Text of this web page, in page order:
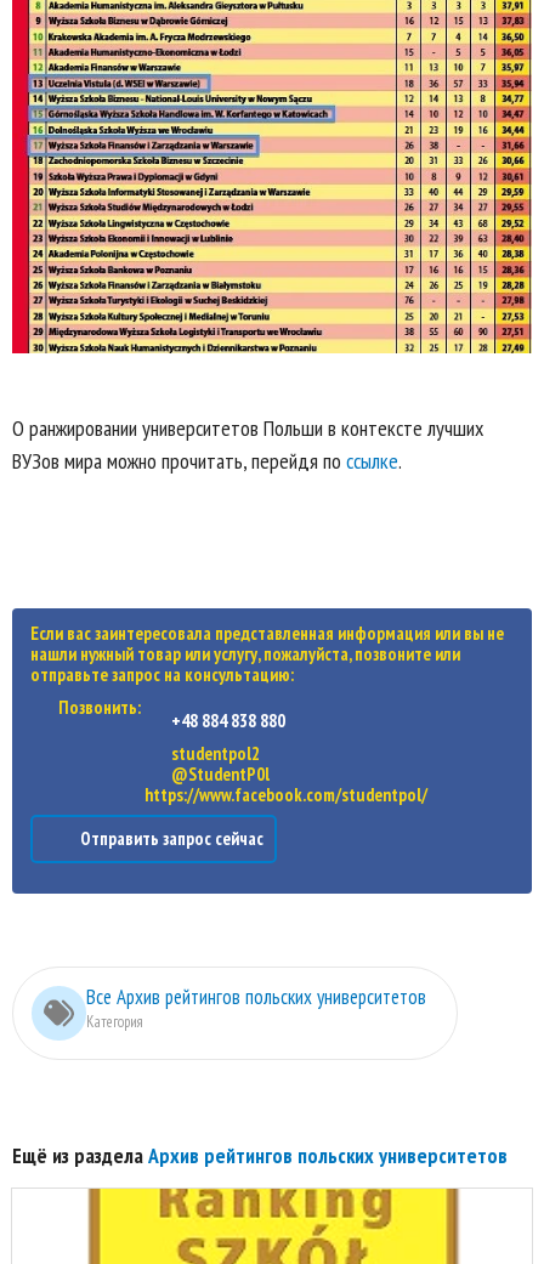
О ранжировании университетов Польши в контексте лучших
ВУЗов мира можно прочитать, перейдя по ссылке.
Если вас заинтересовала представленная информация или вы не
нашли нужный товар или услугу, пожалуйста, позвоните или
отправьте запрос на консультацию:
Позвонить:
+48 884 838 880
studentpol2
@StudentP0l
https://www.facebook.com/studentpol/
Отправить запрос сейчас
Все Архив рейтингов польских университетов
Категория
Ещё из разделаАрхив рейтингов польских университетов